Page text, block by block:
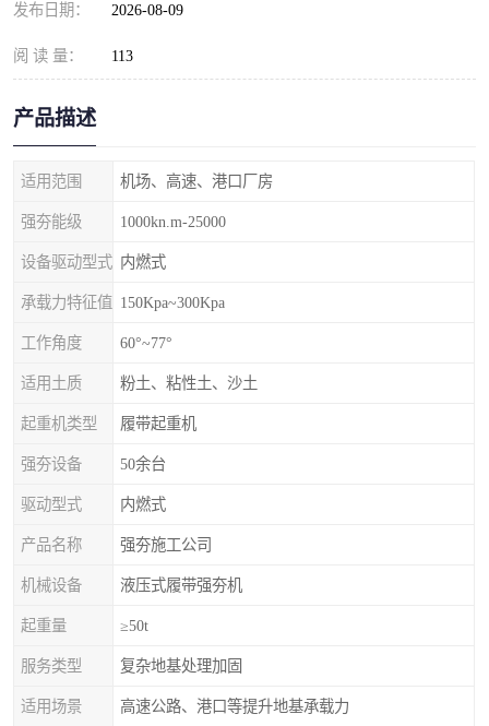
发布日期： 2026-08-09
阅 读 量： 113
产品描述
适用范围 机场、高速、港口厂房
强夯能级 1000kn.m-25000
设备驱动型式 内燃式
承载力特征值 150Kpa~300Kpa
工作角度 60°~77°
适用土质 粉土、粘性土、沙土
起重机类型 履带起重机
强夯设备 50余台
驱动型式 内燃式
产品名称 强夯施工公司
机械设备 液压式履带强夯机
起重量 ≥50t
服务类型 复杂地基处理加固
适用场景 高速公路、港口等提升地基承载力